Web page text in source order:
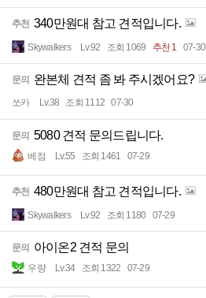
추천 340만원대 참고 견적입니다.
Skywalkers Lv.92 조회 1069 추천 1 07-30
문의 완본체 견적 좀 봐 주시겠어요?
쏘카 Lv.38 조회 1112 07-30
문의 5080 견적 문의드립니다.
베점 Lv.55 조회 1461 07-29
추천 480만원대 참고 견적입니다.
Skywalkers Lv.92 조회 1180 07-29
문의 아이온2 견적 문의
우량 Lv.34 조회 1322 07-29